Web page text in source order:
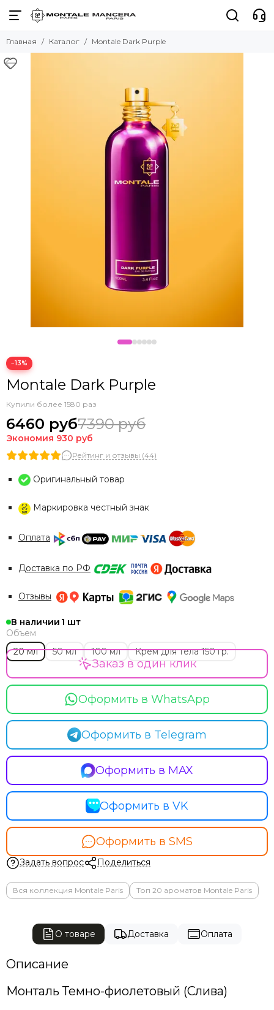
Главная Каталог Montale Dark Purple
−13%
Montale Dark Purple
Купили более 1580 раз
6460 руб7390 руб
Экономия 930 руб
Рейтинг и отзывы (44)
Оригинальный товар
Маркировка честный знак
Оплата
Доставка по РФ
Отзывы
В наличии 1
Объем
20 мл
50 мл 100 мл Крем для тела 150 гр.
Оформить в WhatsApp
Оформить в Telegram
Оформить в MAX
Оформить в VK
Оформить в SMS
Заказ в один клик
Задать вопрос Поделиться
Вся коллекция Montale Paris Топ 20 ароматов Montale Paris
О товаре Доставка Оплата
Описание
Монталь Темно-фиолетовый (Слива)